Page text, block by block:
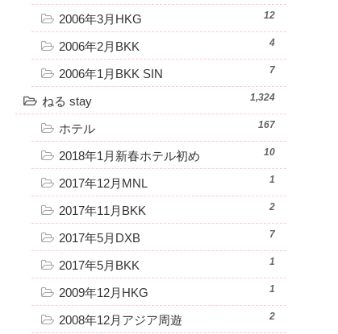
2006年3月HKG 12
2006年2月BKK 4
2006年1月BKK SIN 7
ねる stay 1,324
ホテル 167
2018年1月新春ホテル初め 10
2017年12月MNL 1
2017年11月BKK 2
2017年5月DXB 7
2017年5月BKK 1
2009年12月HKG 1
2008年12月アジア周遊 2